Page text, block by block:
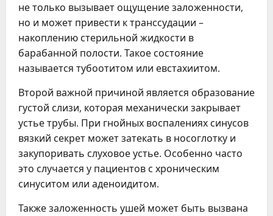
не только вызывает ощущение заложенности,
но и может привести к транссудации –
накоплению стерильной жидкости в
барабанной полости. Такое состояние
называется тубоотитом или евстахиитом.
Второй важной причиной является образование
густой слизи, которая механически закрывает
устье трубы. При гнойных воспалениях синусов
вязкий секрет может затекать в носоглотку и
закупоривать слуховое устье. Особенно часто
это случается у пациентов с хроническим
синуситом или аденоидитом.
Также заложенность ушей может быть вызвана